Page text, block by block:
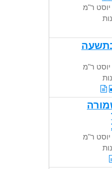
ר"מ
ר"מ
ר"מ